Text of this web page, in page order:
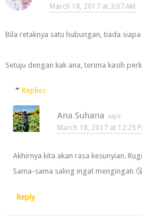
March 18, 2017 at 3:07 AM
Bila retaknya satu hubungan, tiada
Setuju dengan kak ana, terima kasih
Replies
Ana Suhana
March 18, 2017 at 12:25
Akhirnya kita akan rasa kesunyian.
Sama-sama saling ingat mengingati
Reply